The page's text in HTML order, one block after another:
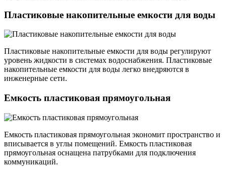
Пластиковые накопительные емкости для воды
Пластиковые накопительные емкости для воды регулируют
уровень жидкости в системах водоснабжения. Пластиковые
накопительные емкости для воды легко внедряются в
инженерные сети.
Емкость пластиковая прямоугольная
Емкость пластиковая прямоугольная экономит пространство и
вписывается в углы помещений. Емкость пластиковая
прямоугольная оснащена патрубками для подключения
коммуникаций.